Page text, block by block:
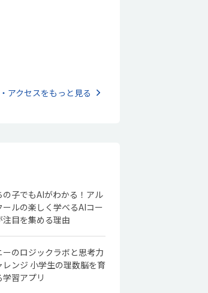
アクセスをもっと見る
の子でもAIがわかる！アル
ールの楽しく学べるAIコー
注目を集める理由
ーのロジックラボと思考力
レンジ 小学生の理数脳を育
学習アプリ